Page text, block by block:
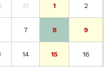
31 1 2
7 8 9
14 15 16